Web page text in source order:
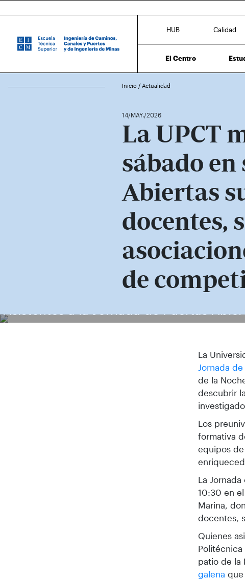
HUB Calidad
El Centro
Inicio / Actualidad
14/MAY./2026
La UPCT
sábado
Abiertas
docentes,
de
La
Jornada
de la
descubrir
Los
formativa
equipos
La
10:30 en
Marina,
docentes,
Quienes
patio de la
galena que